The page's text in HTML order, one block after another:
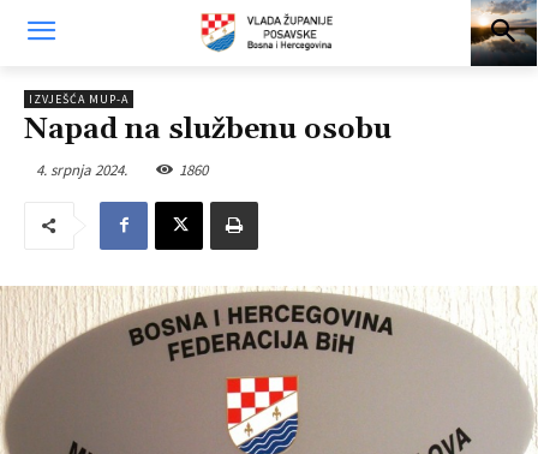
IZVJEŠĆA MUP-A
Napad na službenu osobu
4. srpnja 2024. 1860